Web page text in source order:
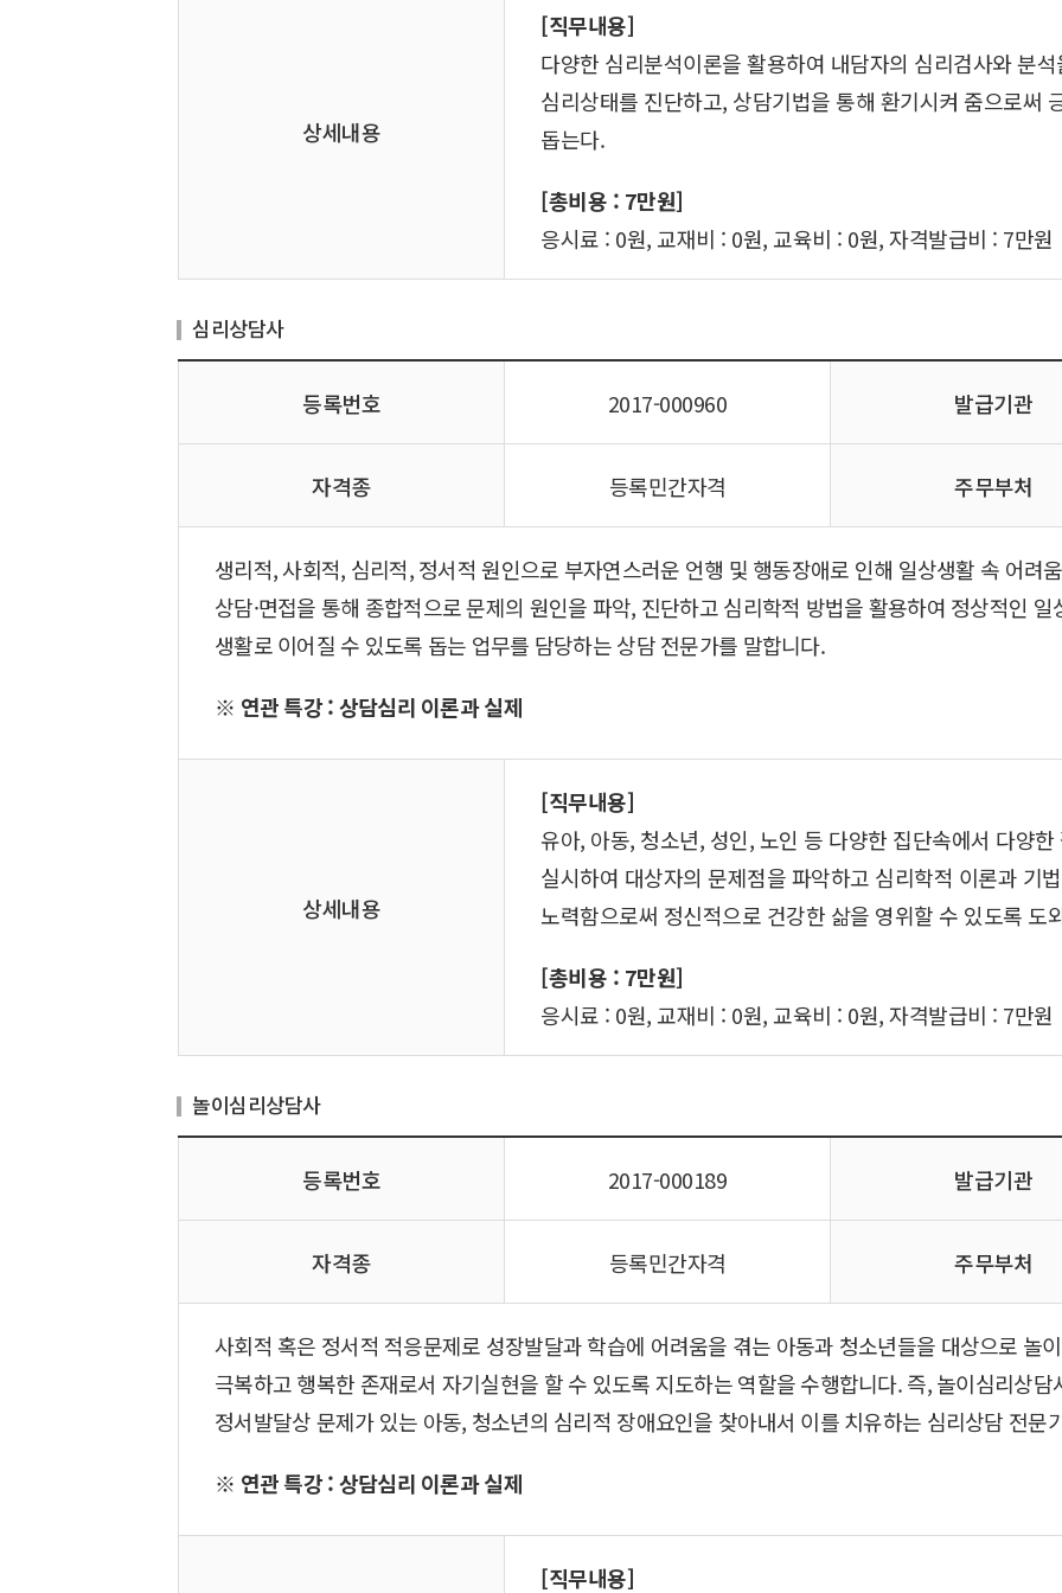
상세내용
[직무내용]
다양한 심리분석이론을 활용하여 내담자의 심리검사와 분
심리상태를 진단하고, 상담기법을 통해 환기시켜 줌으로써
돕는다.
[총비용 : 7만원]
응시료 : 0원, 교재비 : 0원, 교육비 : 0원, 자격발급비 : 7만원
심리상담사
등록번호 2017-000960 발급기관
자격종 등록민간자격 주무부처
생리적, 사회적, 심리적, 정서적 원인으로 부자연스러운 언행 및 행동장애로 인해 일상생활 속 어려
상담·면접을 통해 종합적으로 문제의 원인을 파악, 진단하고 심리학적 방법을 활용하여 정상적인
생활로 이어질 수 있도록 돕는 업무를 담당하는 상담 전문가를 말합니다.
※ 연관 특강 : 상담심리 이론과 실제
상세내용
[직무내용]
유아, 아동, 청소년, 성인, 노인 등 다양한 집단속에서 다양
실시하여 대상자의 문제점을 파악하고 심리학적 이론과 기
노력함으로써 정신적으로 건강한 삶을 영위할 수 있도록 도
[총비용 : 7만원]
응시료 : 0원, 교재비 : 0원, 교육비 : 0원, 자격발급비 : 7만원
놀이심리상담사
등록번호 2017-000189 발급기관
자격종 등록민간자격 주무부처
사회적 혹은 정서적 적응문제로 성장발달과 학습에 어려움을 겪는 아동과 청소년들을 대상으로 놀
극복하고 행복한 존재로서 자기실현을 할 수 있도록 지도하는 역할을 수행합니다. 즉, 놀이심리상
정서발달상 문제가 있는 아동, 청소년의 심리적 장애요인을 찾아내서 이를 치유하는 심리상담 전문
※ 연관 특강 : 상담심리 이론과 실제
[직무내용]